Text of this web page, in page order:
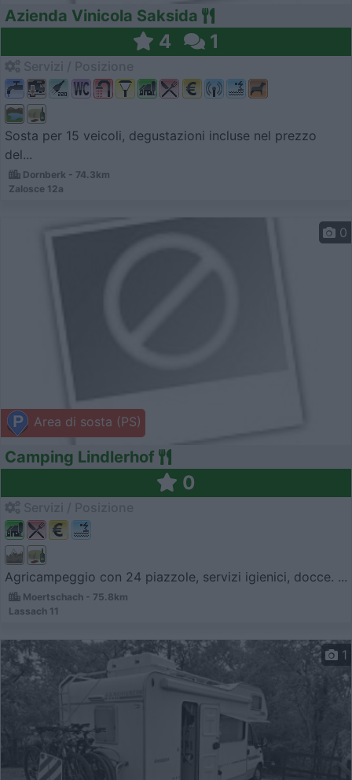
Azienda Vinicola Saksida
4 1
Sosta per 15 veicoli, degustazioni incluse nel prezzo
del...
Dornberk - 74.3km
Zalosce 12a
Area di sosta (PS)
0
Camping Lindlerhof
0
Agricampeggio con 24 piazzole, servizi igienici, docce. ...
Moertschach - 75.8km
Lassach 11
1